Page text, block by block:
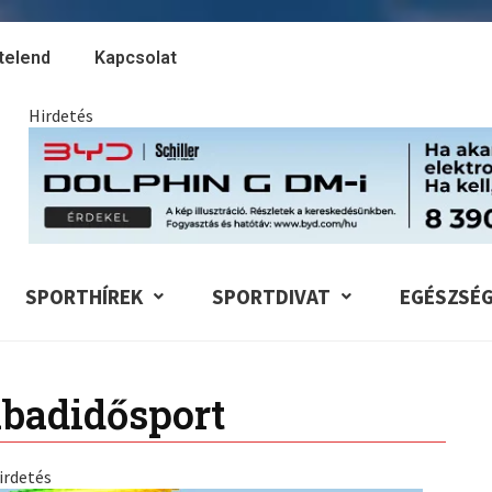
Kapcsolat
Hirdetés
SPORTHÍREK SPORTDIVAT EGÉSZSÉG